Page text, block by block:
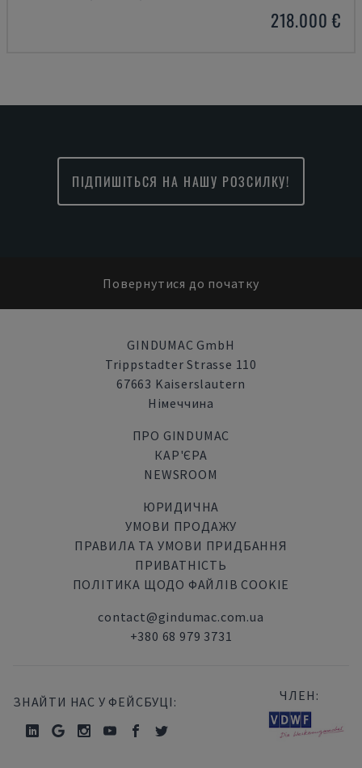
218.000 €
ПІДПИШІТЬСЯ НА НАШУ РОЗСИЛКУ!
Повернутися до початку
GINDUMAC GmbH
Trippstadter Strasse 110
67663 Kaiserslautern
Німеччина
ПРО GINDUMAC
КАР'ЄРА
NEWSROOM
ЮРИДИЧНА
УМОВИ ПРОДАЖУ
ПРАВИЛА ТА УМОВИ ПРИДБАННЯ
ПРИВАТНІСТЬ
ПОЛІТИКА ЩОДО ФАЙЛІВ COOKIE
contact@gindumac.com.ua
+380 68 979 3731
ЗНАЙТИ НАС У ФЕЙСБУЦІ: ЧЛЕН: